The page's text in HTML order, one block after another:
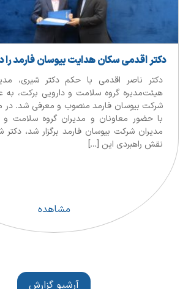
اقدمی سکان هدایت بیوسان فارمد را در
ناصر اقدمی با حکم دکتر شیری، مدیرعامل
گروه سلامت و دارویی برکت، به عنوان
بیوسان فارمد منصوب و معرفی شد. در مراسم
حضور معاونان و مدیران گروه سلامت و دارویی
شرکت بیوسان فارمد برگزار شد، دکتر شیری با
راهبردی این […]
مشاهده
آرشیو گزارش